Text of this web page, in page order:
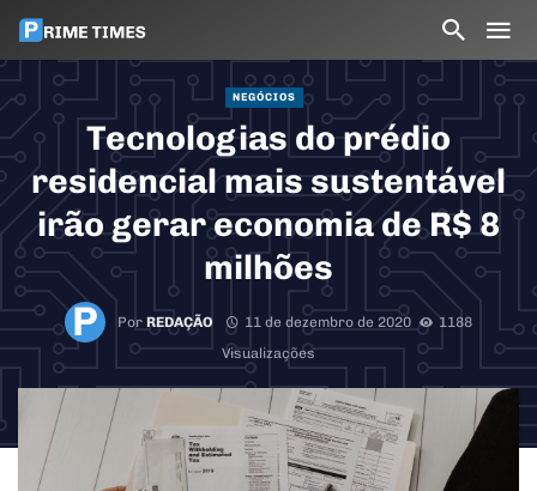
NEGÓCIOS
Tecnologias do prédio
residencial mais sustentável
irão gerar economia de R$ 8
milhões
PorREDAÇÃO 11 de dezembro de 2020
1188
Visualizações